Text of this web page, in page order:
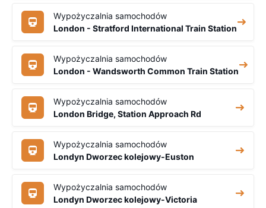
Wypożyczalnia samochodów
London - Stratford International Train Station
Wypożyczalnia samochodów
London - Wandsworth Common Train Station
Wypożyczalnia samochodów
London Bridge, Station Approach Rd
Wypożyczalnia samochodów
Londyn Dworzec kolejowy-Euston
Wypożyczalnia samochodów
Londyn Dworzec kolejowy-Victoria